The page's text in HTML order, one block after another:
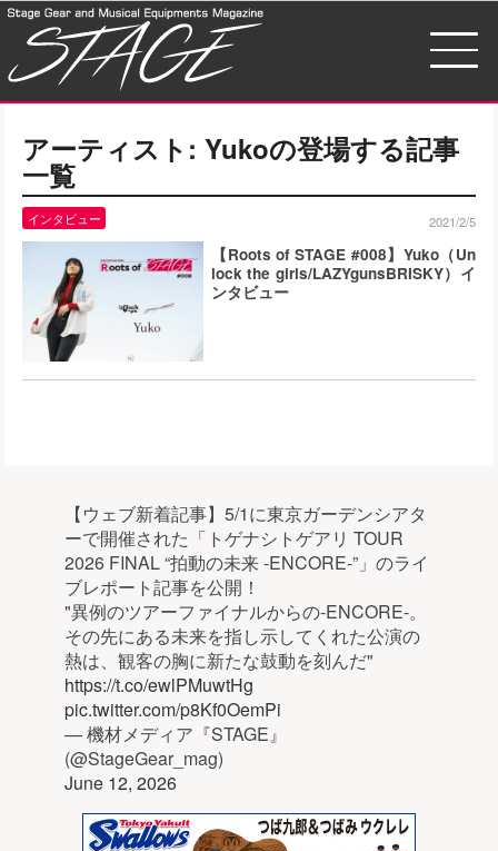
アーティスト:Yukoの登場する記事
一覧
【Roots of STAGE #008】Yuko（Un
lock the girls/LAZYgunsBRISKY）イ
ンタビュー
インタビュー 2021/2/5
【ウェブ新着記事】5/1に東京ガーデンシアタ
ーで開催された「トゲナシトゲアリ TOUR
2026 FINAL “拍動の未来 -ENCORE-”」のライ
ブレポート記事を公開！
"異例のツアーファイナルからの-ENCORE-。
その先にある未来を指し示してくれた公演の
熱は、観客の胸に新たな鼓動を刻んだ"
https://t.co/ewlPMuwtHg
pic.twitter.com/p8Kf0OemPi
— 機材メディア『STAGE』
(@StageGear_mag)
June 12, 2026